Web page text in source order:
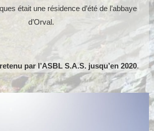
était une résidence d’été de l’abbaye
d’Orval.
par l’ASBL S.A.S. jusqu’en 2020.